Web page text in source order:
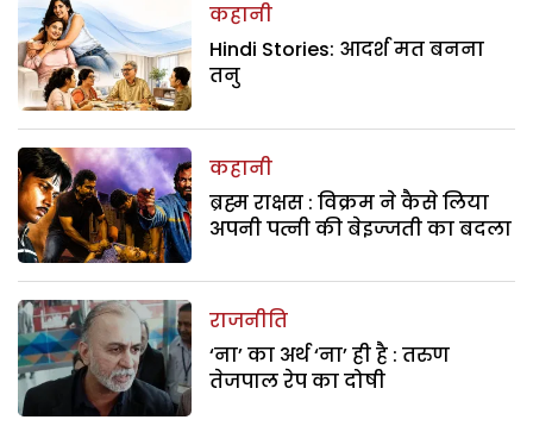
कहानी
Hindi Stories: आदर्श मत बनना
तनु
कहानी
ब्रह्म राक्षस : विक्रम ने कैसे लिया
अपनी पत्नी की बेइज्जती का बदला
राजनीति
‘ना’ का अर्थ ‘ना’ ही है : तरुण
तेजपाल रेप का दोषी